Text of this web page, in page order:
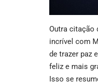
Outra citação
incrível com
de trazer paz
feliz e mais
Isso se